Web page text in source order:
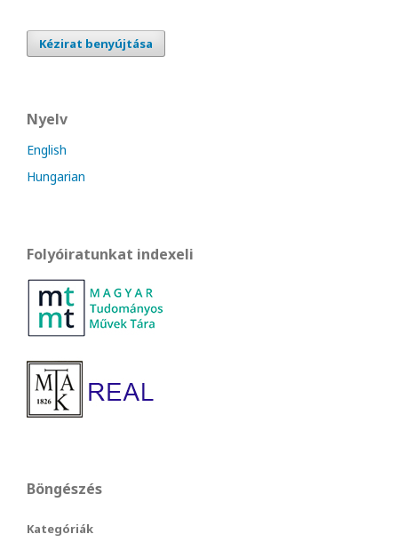
Kézirat benyújtása
Nyelv
English
Hungarian
Folyóiratunkat indexeli
Böngészés
Kategóriák